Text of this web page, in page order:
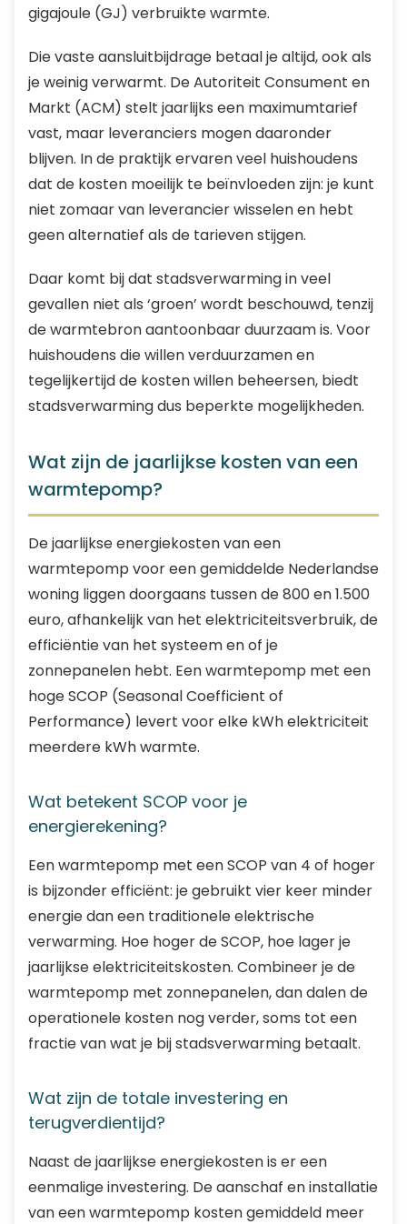
gigajoule (GJ) verbruikte warmte.
Die vaste aansluitbijdrage betaal je altijd, ook als
je weinig verwarmt. De Autoriteit Consument en
Markt (ACM) stelt jaarlijks een maximumtarief
vast, maar leveranciers mogen daaronder
blijven. In de praktijk ervaren veel huishoudens
dat de kosten moeilijk te beïnvloeden zijn: je kunt
niet zomaar van leverancier wisselen en hebt
geen alternatief als de tarieven stijgen.
Daar komt bij dat stadsverwarming in veel
gevallen niet als ‘groen’ wordt beschouwd, tenzij
de warmtebron aantoonbaar duurzaam is. Voor
huishoudens die willen verduurzamen en
tegelijkertijd de kosten willen beheersen, biedt
stadsverwarming dus beperkte mogelijkheden.
Wat zijn de jaarlijkse kosten van een
warmtepomp?
De jaarlijkse energiekosten van een
warmtepomp voor een gemiddelde Nederlandse
woning liggen doorgaans tussen de 800 en 1.500
euro, afhankelijk van het elektriciteitsverbruik, de
efficiëntie van het systeem en of je
zonnepanelen hebt. Een warmtepomp met een
hoge SCOP (Seasonal Coefficient of
Performance) levert voor elke kWh elektriciteit
meerdere kWh warmte.
Wat betekent SCOP voor je
energierekening?
Een warmtepomp met een SCOP van 4 of hoger
is bijzonder efficiënt: je gebruikt vier keer minder
energie dan een traditionele elektrische
verwarming. Hoe hoger de SCOP, hoe lager je
jaarlijkse elektriciteitskosten. Combineer je de
warmtepomp met zonnepanelen, dan dalen de
operationele kosten nog verder, soms tot een
fractie van wat je bij stadsverwarming betaalt.
Wat zijn de totale investering en
terugverdientijd?
Naast de jaarlijkse energiekosten is er een
eenmalige investering. De aanschaf en installatie
van een warmtepomp kosten gemiddeld meer